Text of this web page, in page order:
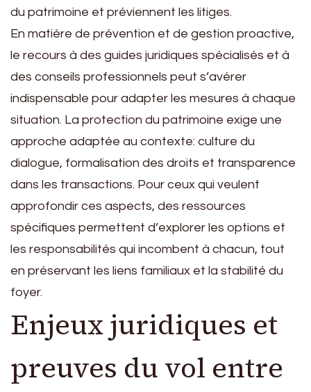
du patrimoine et préviennent les litiges.
En matière de prévention et de gestion proactive,
le recours à des guides juridiques spécialisés et à
des conseils professionnels peut s’avérer
indispensable pour adapter les mesures à chaque
situation. La protection du patrimoine exige une
approche adaptée au contexte: culture du
dialogue, formalisation des droits et transparence
dans les transactions. Pour ceux qui veulent
approfondir ces aspects, des ressources
spécifiques permettent d’explorer les options et
les responsabilités qui incombent à chacun, tout
en préservant les liens familiaux et la stabilité du
foyer.
Enjeux juridiques et
preuves du vol entre